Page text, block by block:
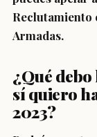
Reclutamiento
Armadas.
¿Qué
sí quiero
2023?